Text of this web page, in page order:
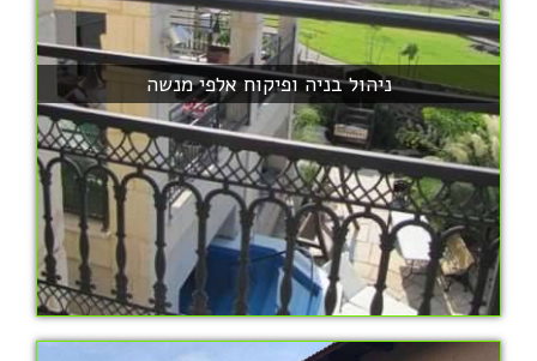
ניהול בניה ופיקוח אלפי מנשה